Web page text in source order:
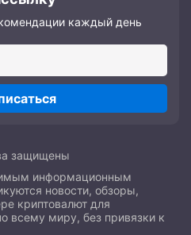
каждый день
защищены
информационным
новости, обзоры,
криптовалют для
всему миру, без привязки к